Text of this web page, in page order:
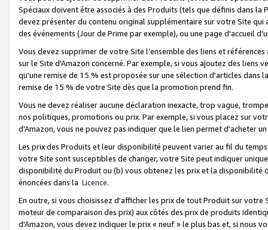
Spéciaux doivent être associés à des Produits (tels que définis dans
devez présenter du contenu original supplémentaire sur votre Site qui
des événements (Jour de Prime par exemple), ou une page d'accueil
Vous devez supprimer de votre Site l’ensemble des liens et
sur le Site d'Amazon concerné. Par exemple, si vous ajoutez des
qu'une remise de 15 % est proposée sur une sélection d'articles
remise de 15 % de votre Site dès que la promotion prend fin.
Vous ne devez réaliser aucune déclaration inexacte, trop vague,
nos politiques, promotions ou prix. Par exemple, si vous placez sur
d'Amazon, vous ne pouvez pas indiquer que le lien permet d'acheter
Les prix des Produits et leur disponibilité peuvent varier au fil du
votre Site sont susceptibles de changer, votre Site peut indiquer
disponibilité du Produit ou (b) vous obtenez les prix et la disponibilité
énoncées dans la Licence.
En outre, si vous choisissez d'afficher les prix de tout Produit sur
moteur de comparaison des prix) aux côtés des prix de produits
d'Amazon, vous devez indiquer le prix « neuf » le plus bas et, si nous